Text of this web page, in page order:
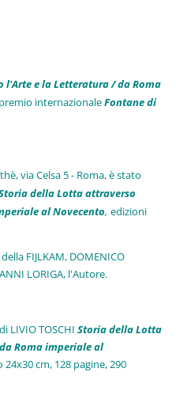
e la Letteratura / da Roma
internazionaleFontane di
via Celsa 5 - Roma, è stato
della Lotta attraverso
al Novecento, edizioni
FIJLKAM, DOMENICO
LORIGA, l'Autore.
LIVIO TOSCHIStoria della Lotta
Roma imperiale al
cm, 128 pagine, 290